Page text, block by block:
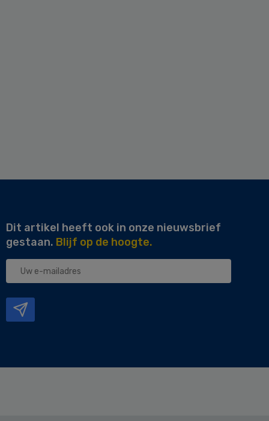
Dit artikel heeft ook in onze nieuwsbrief
gestaan. Blijf op de hoogte.
Uw